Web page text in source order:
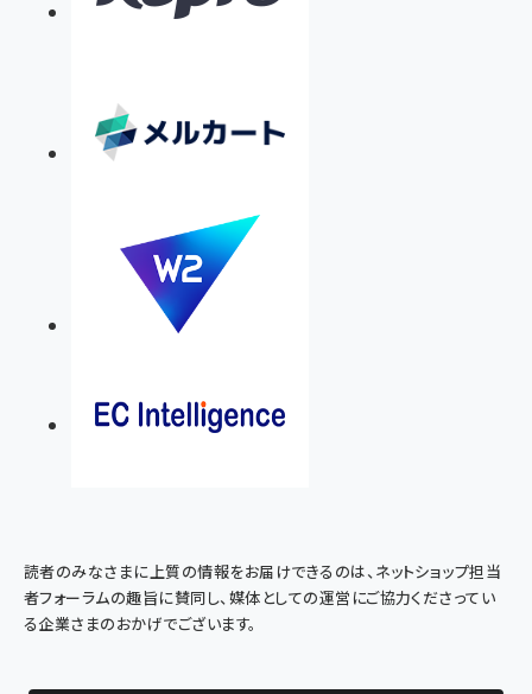
読者のみなさまに上質の情報をお届けできるのは、ネットショップ担当
者フォーラムの趣旨に賛同し、媒体としての運営にご協力くださってい
る企業さまのおかげでございます。